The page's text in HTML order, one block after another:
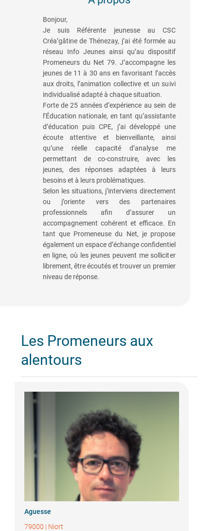
Bonjour,
Je suis Référente jeunesse au CSC
Créa’gâtine de Thénezay, j’ai été formée au
réseau Info Jeunes ainsi qu’au dispositif
Promeneurs du Net 79. J’accompagne les
jeunes de 11 à 30 ans en favorisant l’accès
aux droits, l’animation collective et un suivi
individualisé adapté à chaque situation.
Forte de 25 années d’expérience au sein de
l’Éducation nationale, en tant qu’assistante
d’éducation puis CPE, j’ai développé une
écoute attentive et bienveillante, ainsi
qu’une réelle capacité d’analyse me
permettant de co-construire, avec les
jeunes, des réponses adaptées à leurs
besoins et à leurs problématiques.
Selon les situations, j’interviens directement
ou j’oriente vers des partenaires
professionnels afin d’assurer un
accompagnement cohérent et efficace. En
tant que Promeneuse du Net, je propose
également un espace d’échange confidentiel
en ligne, où les jeunes peuvent me solliciter
librement, être écoutés et trouver un premier
niveau de réponse.
Les Promeneurs aux
alentours
Aguesse
79000 | Niort